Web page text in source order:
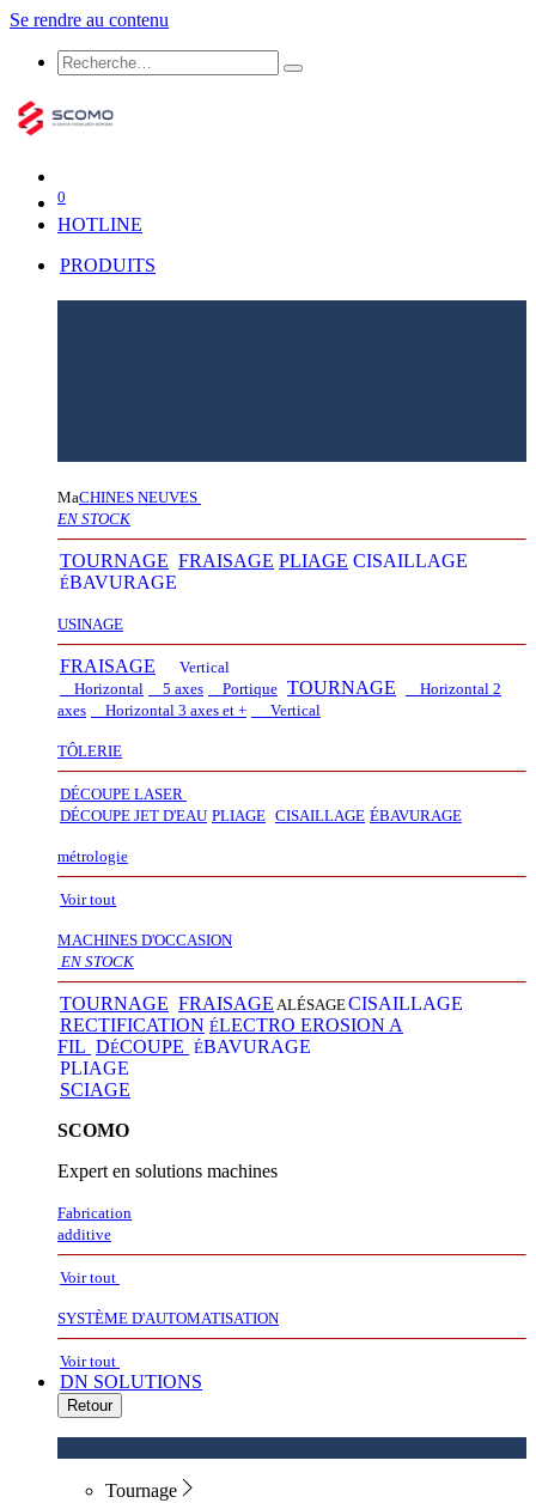
Se rendre au contenu
0
HOTLINE
PRODUITS
MaCHINES NEUVES
EN STOCK
TOURNAGE FRAISAGE PLIAGE CISAILLAGE
ÉBAVURAGE
USINAGE
FRAISAGE
Vertical
Horizontal
5 axes Portique TOURNAGE
Horizontal 2
axes
Horizontal 3 axes et + Vertical​
TÔLERIE
DÉCOUPE LASER
DÉCOUPE JET D'EAU PLIAGE CISAILLAGE ÉBAVURAGE
métrologie
Voir tout
MACHINES D'OCCASION
EN STOCK
TOURNAGE FRAISAGE ALÉSAGECISAILLAGE
RECTIFICATION ÉLECTRO EROSION A
FIL DÉCOUPE ÉBAVURAGE
PLIAGE
SCIAGE
SCOMO
Expert en solutions machines
Fabrication
additive
Voir tout
SYSTÈME D'AUTOMATISATION
Voir tout
DN SOLUTIONS
Retour
Tournage